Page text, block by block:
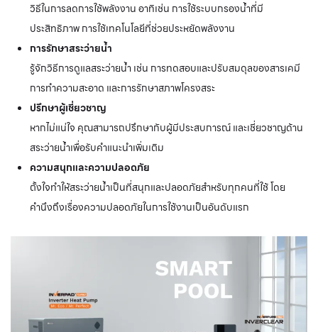
วิธีในการลดการใช้พลังงาน อาทิเช่น การใช้ระบบกรองน้ำที่มี
ประสิทธิภาพ การใช้เทคโนโลยีที่ช่วยประหยัดพลังงาน
การรักษาสระว่ายน้ำ
รู้จักวิธีการดูแลสระว่ายน้ำ เช่น การทดสอบและปรับสมดุลของสารเคมี
การทำความสะอาด และการรักษาสภาพโครงสระ
ปรึกษาผู้เชี่ยวชาญ
หากไม่แน่ใจ คุณสามารถปรึกษากับผู้มีประสบการณ์ และเชี่ยวชาญด้าน
สระว่ายน้ำเพื่อรับคำแนะนำเพิ่มเติม
ความสนุกและความปลอดภัย
ตั้งใจทำให้สระว่ายน้ำเป็นที่สนุกและปลอดภัยสำหรับทุกคนที่ใช้ โดย
คำนึงถึงเรื่องความปลอดภัยในการใช้งานเป็นอันดับแรก